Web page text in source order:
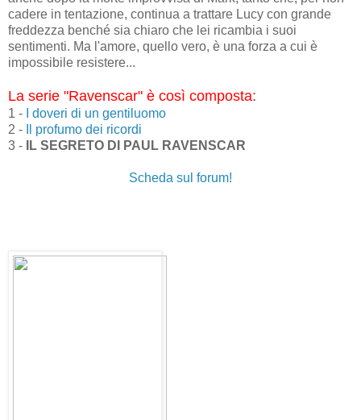
cadere in tentazione, continua a trattare Lucy con grande
freddezza benché sia chiaro che lei ricambia i suoi
sentimenti. Ma l'amore, quello vero, è una forza a cui è
impossibile resistere...
La serie "Ravenscar" è così composta:
1 -
I doveri di un gentiluomo
2 -
Il profumo dei ricordi
3 -
IL SEGRETO DI PAUL RAVENSCAR
Scheda sul forum!